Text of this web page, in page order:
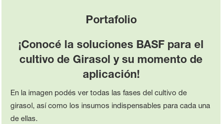
Portafolio
¡Conocé la soluciones BASF para el
cultivo de Girasol y su momento de
aplicación!
En la imagen podés ver todas las fases del cultivo de
girasol, así como los insumos indispensables para cada una
de ellas.